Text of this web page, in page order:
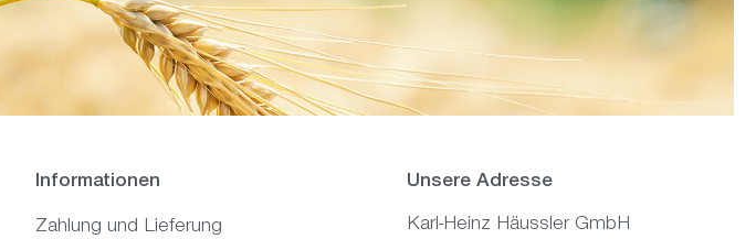
Informationen
Zahlung und Lieferung
Unsere Adresse
Karl-Heinz Häussler GmbH